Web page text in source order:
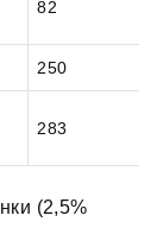
82
250
283
(2,5%